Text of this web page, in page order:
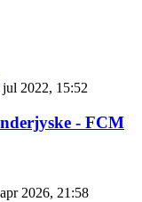
jul 2022, 15:52
- FCM
2026, 21:58